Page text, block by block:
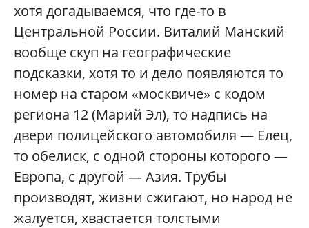
хотя догадываемся, что где-то в
Центральной России. Виталий Манский
вообще скуп на географические
подсказки, хотя то и дело появляются то
номер на старом «москвиче» с кодом
региона 12 (Марий Эл), то надпись на
двери полицейского автомобиля — Елец,
то обелиск, с одной стороны которого —
Европа, с другой — Азия. Трубы
производят, жизни сжигают, но народ не
жалуется, хвастается толстыми